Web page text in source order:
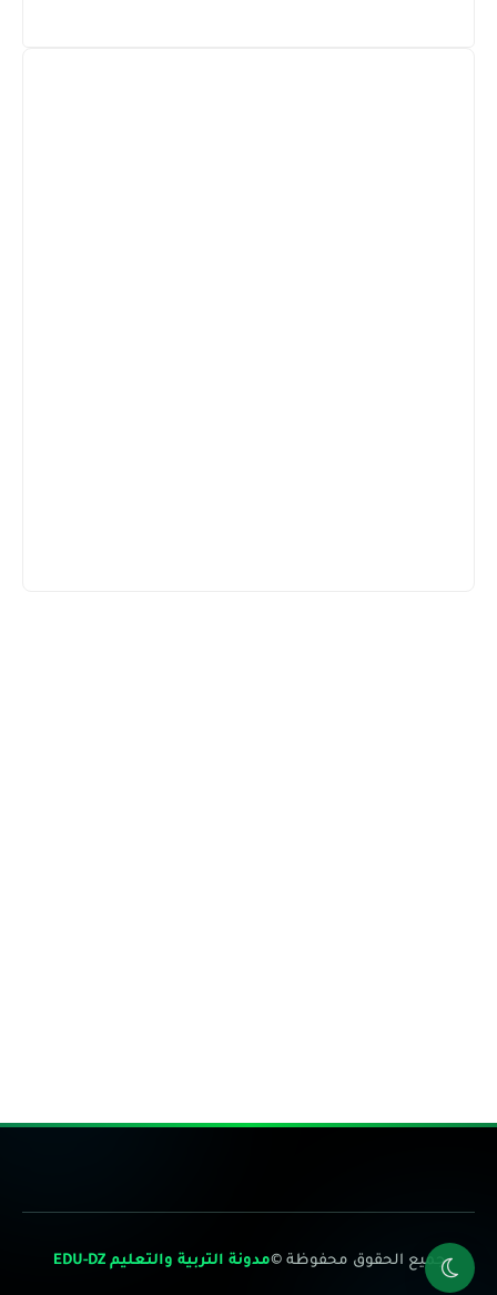
جميع الحقوق محفوظة ©مدونة التربية والتعليم EDU-DZ